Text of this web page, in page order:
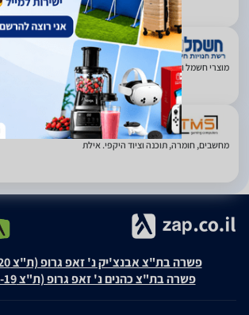
4.51
(1078)
מוצרי חשמל ואלקטרוניקה. פריסה ארצית
4.67
(606)
מחשבים, חומרה, תוכנה וציוד היקפי. אילת
פשרה בת"צ אבנצ'יק נ' זאפ גרופ (ת"צ 23008-08-20)
פשרה בת"צ כהנים נ' זאפ גרופ (ת"צ 60371-12-19)